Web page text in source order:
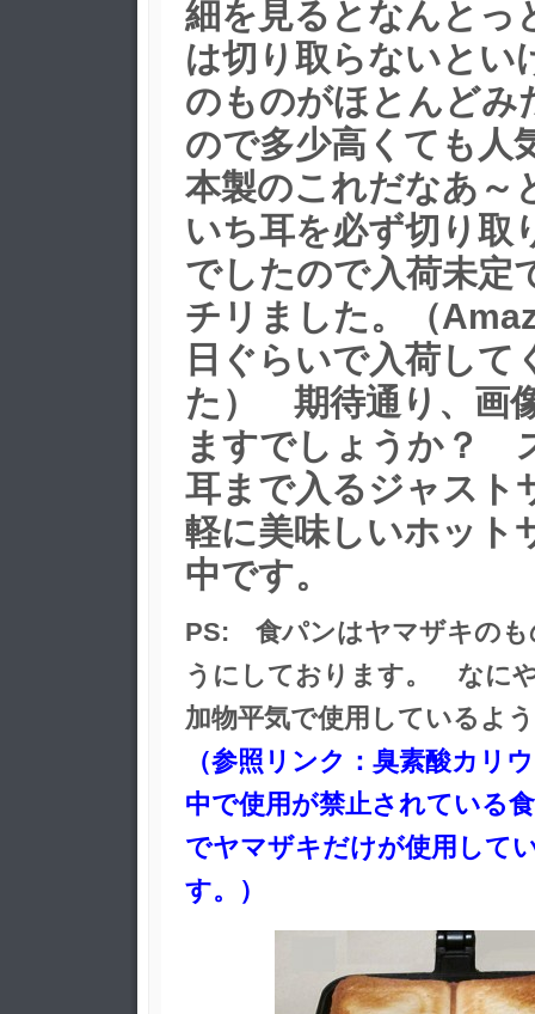
細を見るとなんとっ
は切り取らないとい
のものがほとんどみ
ので多少高くても人
本製のこれだなあ
いち耳を必ず切り取
でしたので入荷未定
チリました。（
日ぐらいで入荷して
た） 期待通り、画
ますでしょうか？
耳まで入るジャスト
軽に美味しいホット
中です。
PS: 食パンはヤマザキのも
うにしております。 なに
加物平気で使用しているよ
（参照リンク：臭素酸カリ
中で使用が禁止されている
でヤマザキだけが使用して
す。）